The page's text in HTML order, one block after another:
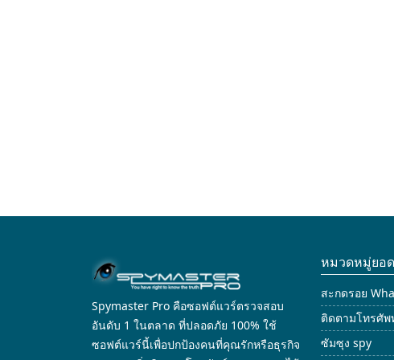
Spymaster Pro คือซอฟต์แวร์ตรวจสอบ
อันดับ 1 ในตลาด ที่ปลอดภัย 100% ใช้
ซอฟต์แวร์นี้เพื่อปกป้องคนที่คุณรักหรือธุรกิจ
หมวดหมู่ยอ
สะกดรอย
ติดตามโทรศัพ
ซัมซุง spy